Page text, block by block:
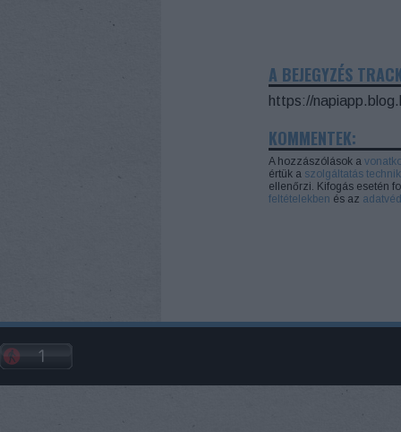
A BEJEGYZÉS
https://
KOMMENTEK:
A hozzászólások a
értük a szolgáltatás
ellenőrzi. Kifogás esetén
feltételekben és az